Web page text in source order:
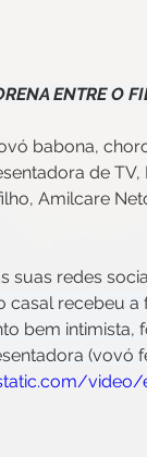
ENTRE O
babona,
de TV,
Amilcare
suas redes
casal recebeu
bem
(vovó
video/